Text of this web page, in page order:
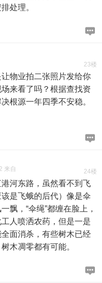
处理。
23楼
物业拍二张照片发给你
来看了吗？根据查找资
根源一年四季不安稳。
24楼
来自
河东路，虽然看不到飞
是飞蛾的后代）像是伞
飘，“伞绳”都缠在脸上，
人喷洒农药，但是一是
面消杀，有些树木已经
木凋零都有可能。